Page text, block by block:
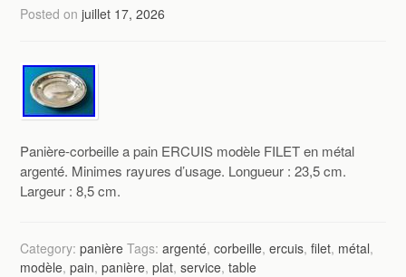
Posted onjuillet 17, 2026
Panière-corbeille a pain ERCUIS modèle FILET en métal
argenté. Minimes rayures d’usage. Longueur : 23,5 cm.
Largeur : 8,5 cm.
Category:panière Tags:argenté,corbeille,ercuis,filet, métal,
modèle,pain,panière,plat,service,table